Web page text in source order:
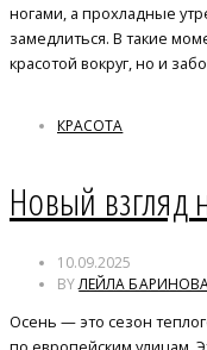
ногами, а прохладные
замедлиться. В такие
красотой вокруг, но и
КРАСОТА
Новый взгляд
10.09.2025
BYЛЕЙЛА
Осень — это сезон